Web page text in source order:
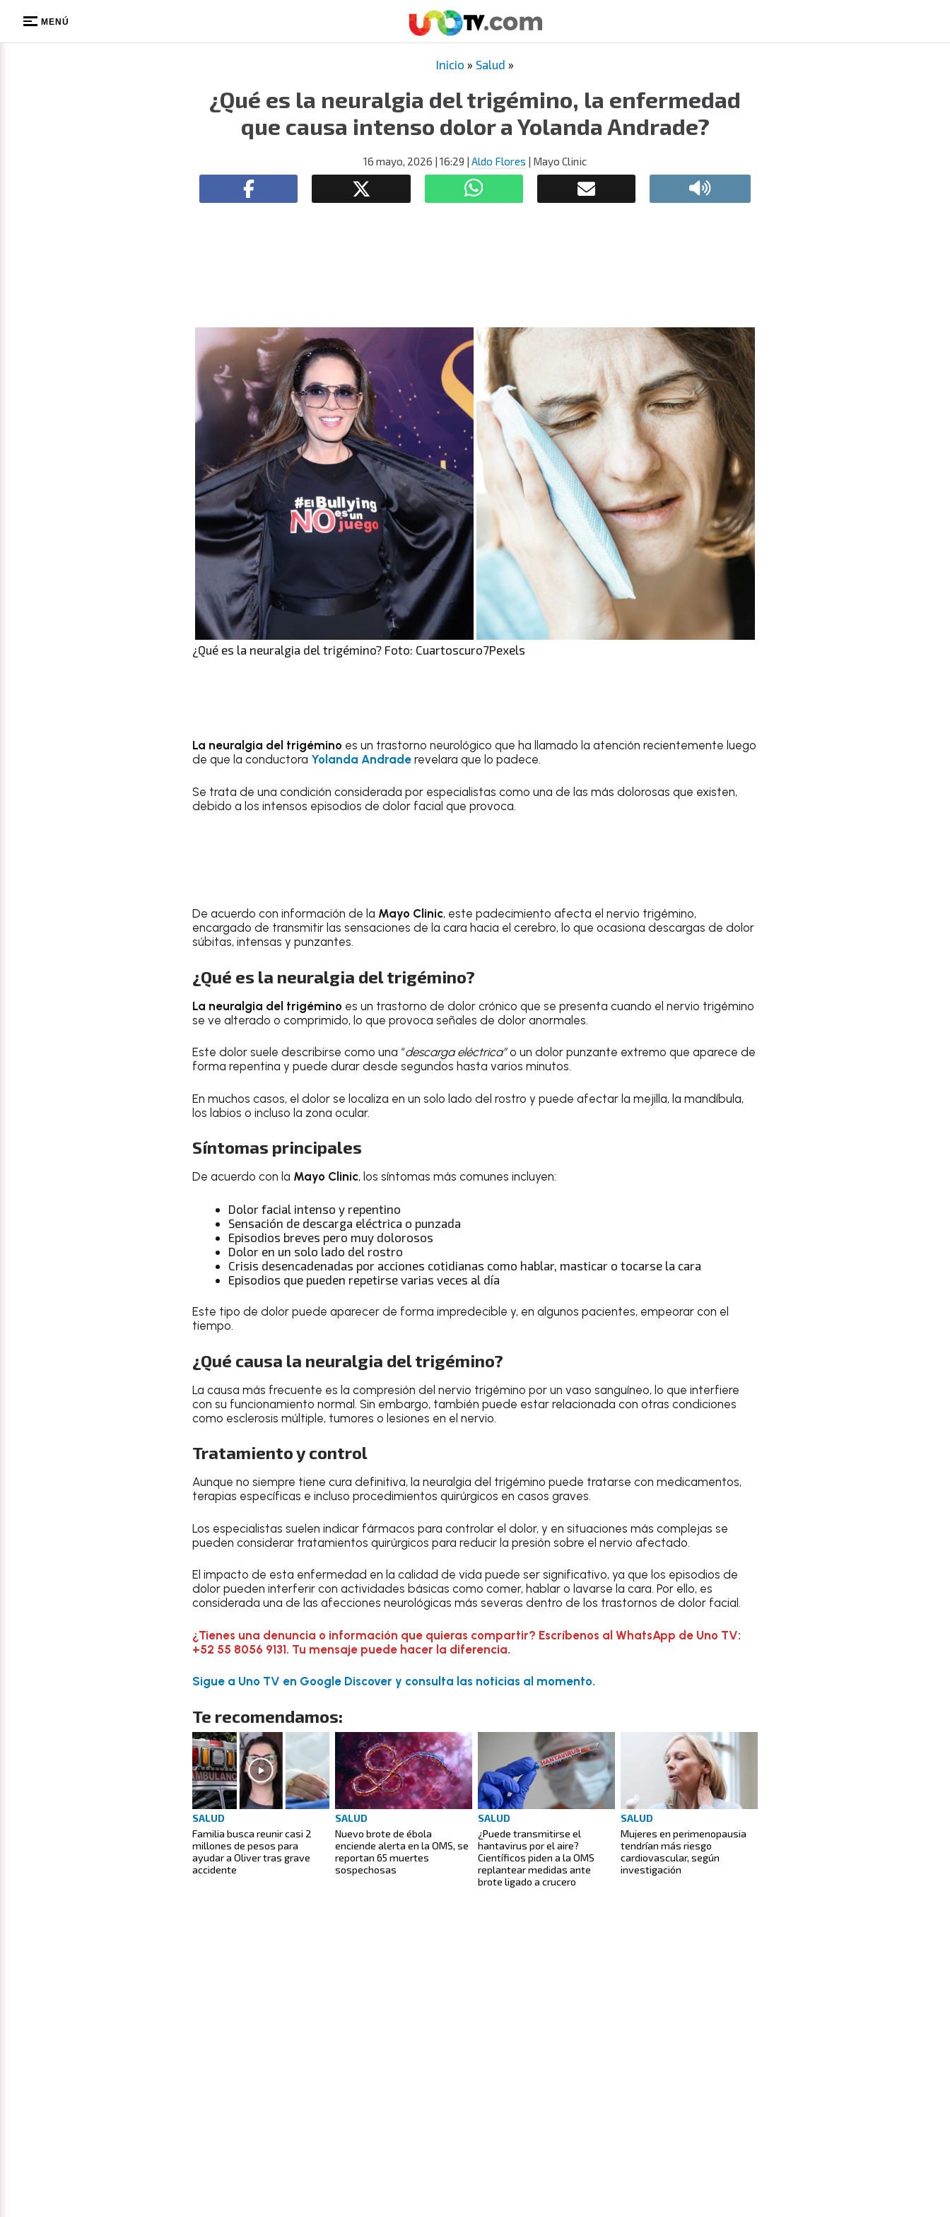
MENÚ
Inicio » Salud »
¿Qué es la neuralgia del trigémino, la enfermedad
que causa intenso dolor a Yolanda Andrade?
16 mayo, 2026 | 16:29 | Aldo Flores | Mayo Clinic
¿Qué es la neuralgia del trigémino? Foto: Cuartoscuro7Pexels
La neuralgia del trigémino es un trastorno neurológico que ha llamado la atención recientemente luego
de que la conductora Yolanda Andrade revelara que lo padece.
Se trata de una condición considerada por especialistas como una de las más dolorosas que existen,
debido a los intensos episodios de dolor facial que provoca.
De acuerdo con información de la Mayo Clinic, este padecimiento afecta el nervio trigémino,
encargado de transmitir las sensaciones de la cara hacia el cerebro, lo que ocasiona descargas de dolor
súbitas, intensas y punzantes.
¿Qué es la neuralgia del trigémino?
La neuralgia del trigémino es un trastorno de dolor crónico que se presenta cuando el nervio trigémino
se ve alterado o comprimido, lo que provoca señales de dolor anormales.
Este dolor suele describirse como una “descarga eléctrica”o un dolor punzante extremo que aparece de
forma repentina y puede durar desde segundos hasta varios minutos.
En muchos casos, el dolor se localiza en un solo lado del rostro y puede afectar la mejilla, la mandíbula,
los labios o incluso la zona ocular.
Síntomas principales
De acuerdo con la Mayo Clinic, los síntomas más comunes incluyen:
Dolor facial intenso y repentino
Sensación de descarga eléctrica o punzada
Episodios breves pero muy dolorosos
Dolor en un solo lado del rostro
Crisis desencadenadas por acciones cotidianas como hablar, masticar o tocarse la cara
Episodios que pueden repetirse varias veces al día
Este tipo de dolor puede aparecer de forma impredecible y, en algunos pacientes, empeorar con el
tiempo.
¿Qué causa la neuralgia del trigémino?
La causa más frecuente es la compresión del nervio trigémino por un vaso sanguíneo, lo que interfiere
con su funcionamiento normal. Sin embargo, también puede estar relacionada con otras condiciones
como esclerosis múltiple, tumores o lesiones en el nervio.
Tratamiento y control
Aunque no siempre tiene cura definitiva, la neuralgia del trigémino puede tratarse con medicamentos,
terapias específicas e incluso procedimientos quirúrgicos en casos graves.
Los especialistas suelen indicar fármacos para controlar el dolor, y en situaciones más complejas se
pueden considerar tratamientos quirúrgicos para reducir la presión sobre el nervio afectado.
El impacto de esta enfermedad en la calidad de vida puede ser significativo, ya que los episodios de
dolor pueden interferir con actividades básicas como comer, hablar o lavarse la cara. Por ello, es
considerada una de las afecciones neurológicas más severas dentro de los trastornos de dolor facial.
¿Tienes una denuncia o información que quieras compartir? Escríbenos al WhatsApp de Uno TV:
+52 55 8056 9131. Tu mensaje puede hacer la diferencia.
Sigue a Uno TV en Google Discover y consulta las noticias al momento.
Te recomendamos:
SALUD
Familia busca reunir casi 2
millones de pesos para
ayudar a Oliver tras grave
accidente
SALUD
Nuevo brote de ébola
enciende alerta en la OMS, se
reportan 65 muertes
sospechosas
SALUD
¿Puede transmitirse el
hantavirus por el aire?
Científicos piden a la OMS
replantear medidas ante
brote ligado a crucero
SALUD
Mujeres en perimenopausia
tendrían más riesgo
cardiovascular, según
investigación